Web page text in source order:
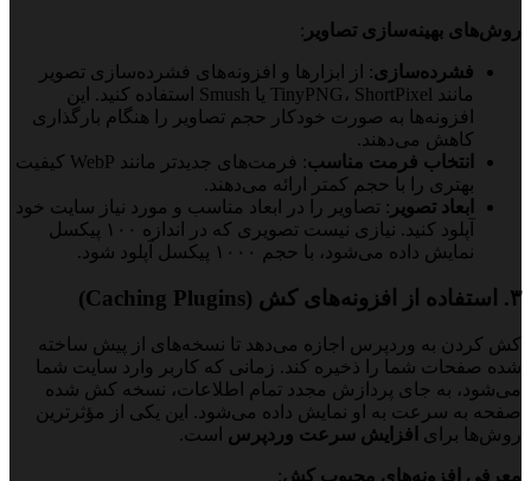
روش‌های بهینه‌سازی تصاویر :
فشرده‌سازی: از ابزارها و افزونه‌های فشرده‌سازی تصویر
مانند TinyPNG، ShortPixel یا Smush استفاده کنید. این
افزونه‌ها به صورت خودکار حجم تصاویر را هنگام بارگذاری
کاهش می‌دهند.
انتخاب فرمت مناسب
: فرمت‌های جدیدتر مانند WebP کیفیت
بهتری را با حجم کمتر ارائه می‌دهند.
ابعاد تصویر : تصاویر را در ابعاد مناسب و مورد نیاز سایت خود
آپلود کنید. نیازی نیست تصویری که در اندازه ۱۰۰ پیکسل
نمایش داده می‌شود، با حجم ۱۰۰۰ پیکسل آپلود شود.
۳. استفاده از افزونه‌های کش (Caching Plugins)
کش کردن به وردپرس اجازه می‌دهد تا نسخه‌های از پیش ساخته
شده صفحات شما را ذخیره کند. زمانی که کاربر وارد سایت شما
می‌شود، به جای پردازش مجدد تمام اطلاعات، نسخه کش شده
صفحه به سرعت به او نمایش داده می‌شود. این یکی از مؤثرترین
روش‌ها برای افزایش سرعت وردپرس است.
معرفی افزونه‌های محبوب کش: